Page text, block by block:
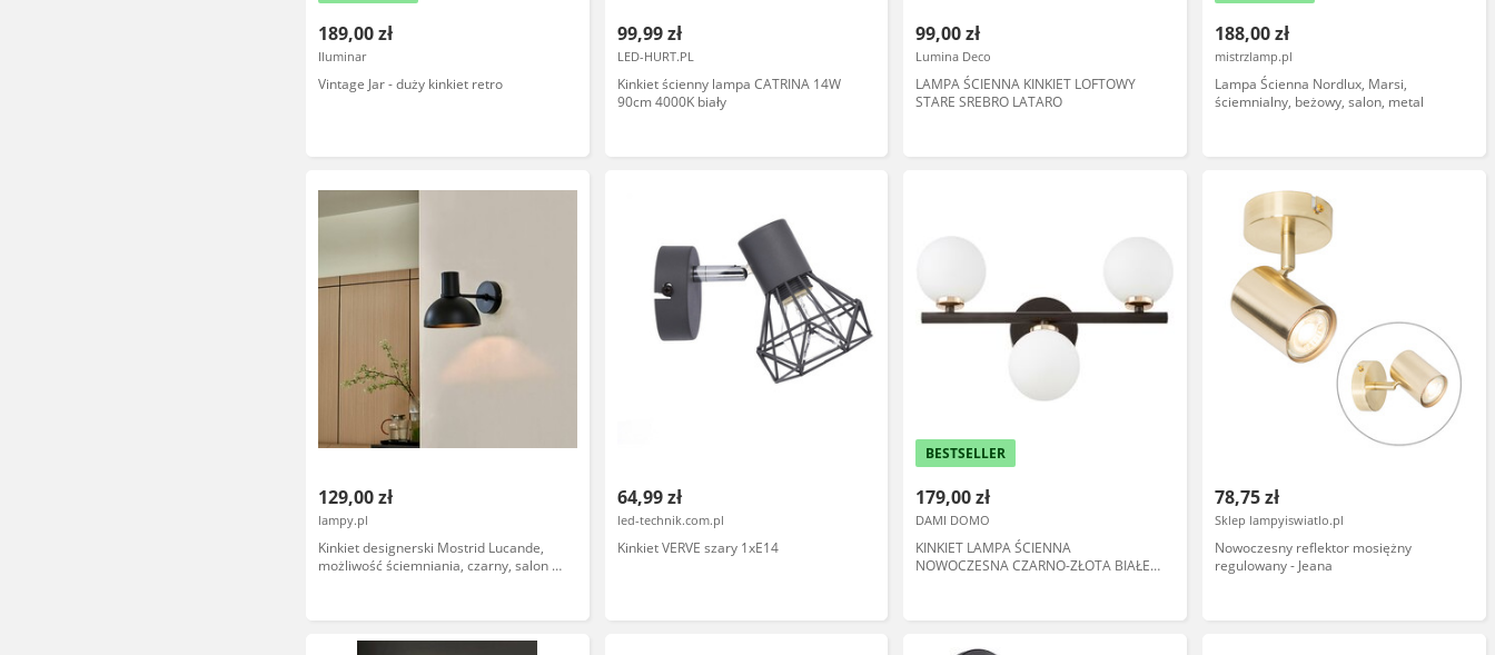
189,00 zł
Iluminar
Vintage Jar - duży kinkiet retro
99,99 zł
LED-HURT.PL
Kinkiet ścienny lampa CATRINA 14W
90cm 4000K biały
99,00 zł
Lumina Deco
LAMPA ŚCIENNA KINKIET LOFTOWY
STARE SREBRO LATARO
188,00 zł
mistrzlamp.pl
Lampa Ścienna Nordlux, Marsi,
ściemnialny, beżowy, salon, metal
129,00 zł
lampy.pl
Kinkiet designerski Mostrid Lucande,
możliwość ściemniania, czarny, salon /
64,99 zł
led-technik.com.pl
Kinkiet VERVE szary 1xE14
BESTSELLER
179,00 zł
DAMI DOMO
KINKIET LAMPA ŚCIENNA
NOWOCZESNA CZARNO-ZŁOTA BIAŁE
78,75 zł
Sklep lampyiswiatlo.pl
Nowoczesny reflektor mosiężny
regulowany - Jeana